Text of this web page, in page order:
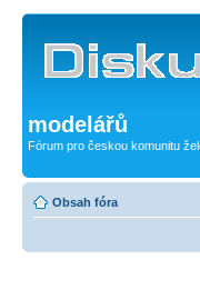
modelářů
Fórum pro českou komunitu
Obsah fóra